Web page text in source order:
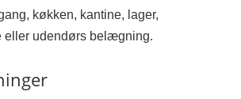
køkken, kantine, lager,
eller udendørs belægning.